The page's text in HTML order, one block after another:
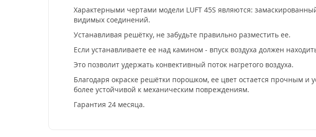
Характерными чертами модели LUFT 45S являются:
видимых соединений.
Устанавливая решётку, не забудьте правильно разместить ее.
Если устанавливаете ее над камином - впуск воздуха должен
Это позволит удержать конвективный поток нагретого воздуха.
Благодаря окраске решётки порошком, ее цвет остается прочным
более устойчивой к механическим повреждениям.
Гарантия 24 месяца.